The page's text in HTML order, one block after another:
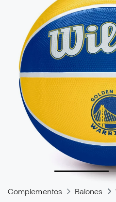
Complementos Balones